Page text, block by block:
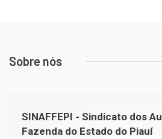
Sobre nós
SINAFFEPI - Sindicato dos
Fazenda do Estado do Piauí